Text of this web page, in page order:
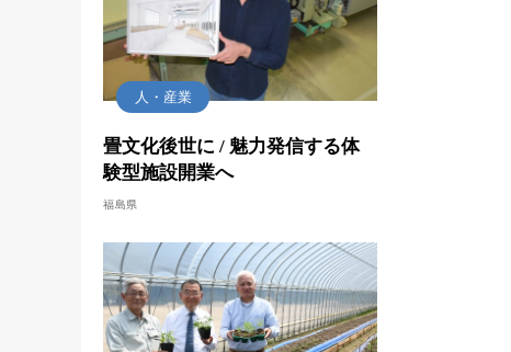
人・産業
畳文化後世に / 魅力発信する体
験型施設開業へ
福島県